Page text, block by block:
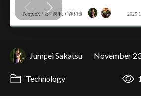
Jumpei Sakatsu November
Technology